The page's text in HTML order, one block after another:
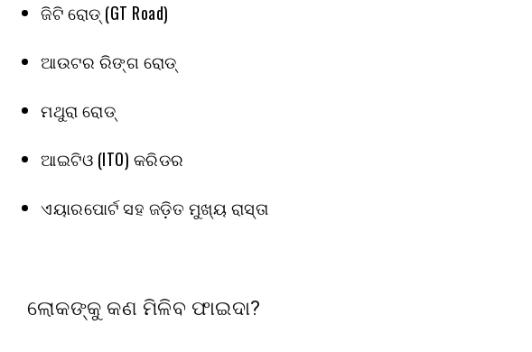
ଜିଟି ରୋଡ୍ (GT Road)
ଆଉଟର ରିଙ୍ଗ ରୋଡ୍
ମଥୁରା ରୋଡ୍
ଆଇଟିଓ (ITO) କରିଡର
ଏୟାରପୋର୍ଟ ସହ ଜଡ଼ିତ ମୁଖ୍ୟ ରାସ୍ତା
ଲୋକଙ୍କୁ କଣ ମିଳିବ ଫାଇଦା?